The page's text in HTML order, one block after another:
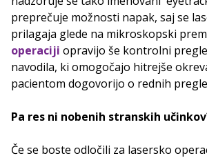
preprečuje možnosti napak, saj se
prilagaja glede na mikroskopski
operaciji opravijo še kontrolni
navodila, ki omogočajo hitrejše
pacientom dogovorijo o rednih
Pa res ni nobenih stranskih
Če se boste odločili za lasersko